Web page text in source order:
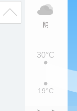
阴
30°C
19°C